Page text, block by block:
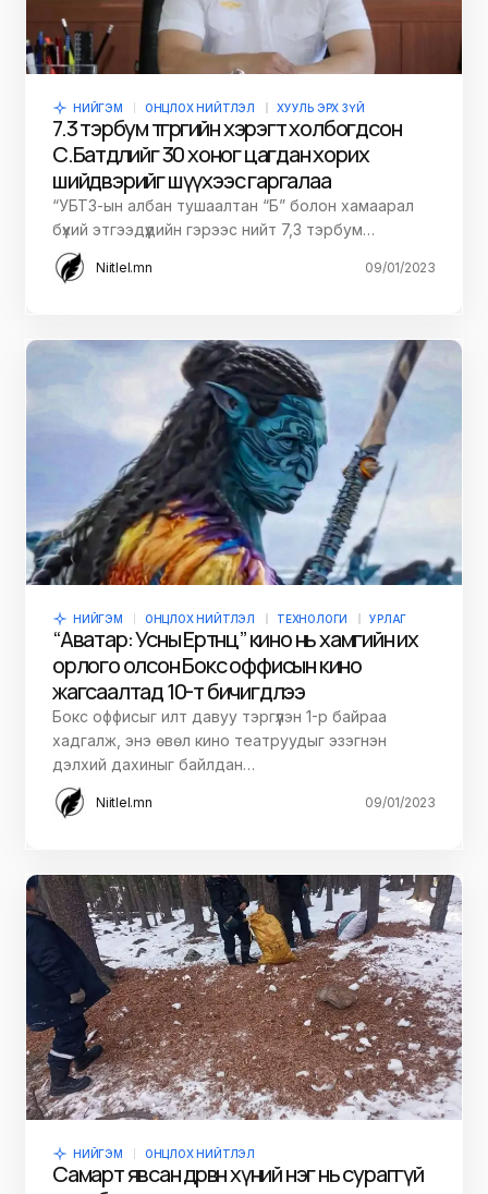
НИЙГЭМ ОНЦЛОХ НИЙТЛЭЛ ХУУЛЬ ЭРХ ЗҮЙ
7.3 тэрбум төгрөгийн хэрэгт холбогдсон
С.Батдөлийг 30 хоног цагдан хорих
шийдвэрийг шүүхээс гаргалаа
“УБТЗ-ын албан тушаалтан “Б” болон хамаарал
бүхий этгээдүүдийн гэрээс нийт 7,3 тэрбум…
Niitlel.mn 09/01/2023
НИЙГЭМ ОНЦЛОХ НИЙТЛЭЛ ТЕХНОЛОГИ УРЛАГ
“Аватар: Усны Ертөнц” кино нь хамгийн их
орлого олсон Бокс оффисын кино
жагсаалтад 10-т бичигдлээ
Бокс оффисыг илт давуу тэргүүлэн 1-р байраа
хадгалж, энэ өвөл кино театруудыг эзэгнэн
дэлхий дахиныг байлдан…
Niitlel.mn 09/01/2023
НИЙГЭМ ОНЦЛОХ НИЙТЛЭЛ
Самарт явсан дөрвөн хүний нэг нь сураггүй